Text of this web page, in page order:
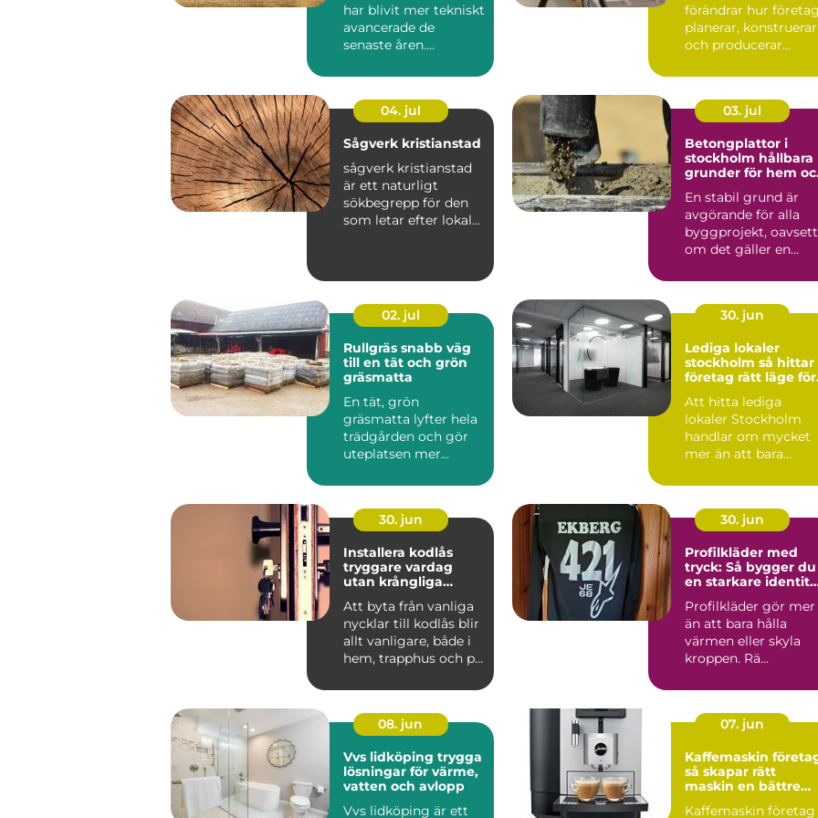
har blivit mer tekniskt
avancerade de
senaste åren.
skarpa ...
förändrar hur
planerar, konstruerar
och producerar
04. jul
Sågverk kristianstad
sågverk kristianstad
är ett naturligt
sökbegrepp för den
som letar efter lokalt
03. jul
Betongplattor i
stockholm hållbara
grunder för hem
En stabil grund är
avgörande för alla
byggprojekt, oavsett
om det gäller en
attefall...
02. jul
Rullgräs snabb väg
till en tät och grön
gräsmatta
En tät, grön
gräsmatta lyfter hela
trädgården och gör
uteplatsen mer
vill slippa v...
30. jun
Lediga lokaler
stockholm så hittar
företag rätt läge för
Att hitta lediga
lokaler Stockholm
handlar om mycket
mer än att bara
en hyra. För ...
30. jun
Installera kodlås
tryggare vardag
utan krångliga
Att byta från vanliga
nycklar till kodlås blir
allt vanligare, både i
hem, trapphus och på
30. jun
Profilkläder med
tryck: Så bygger du
en starkare
Profilkläder gör mer
än att bara hålla
värmen eller skyla
kroppen. Rä...
08. jun
Vvs lidköping trygga
lösningar för värme,
vatten och avlopp
Vvs lidköping är ett
07. jun
Kaffemaskin
så skapar rätt
maskin en bättre
Kaffemaskin företag